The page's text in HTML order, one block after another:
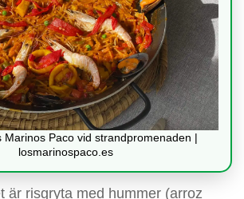
Marinos Paco vid strandpromenaden |
losmarinospaco.es
är risgryta med hummer (arroz